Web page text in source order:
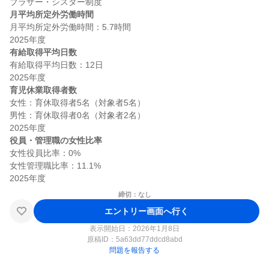
月平均所定外労働時間
月平均所定外労働時間：5.7時間
有給取得平均日数
有給取得平均日数：12日
育児休業取得者数
女性：育休取得者5名（対象者5名）
男性：育休取得者0名（対象者2名）
役員・管理職の女性比率
女性役員比率：0%
女性管理職比率：11.1%
締切：なし
エントリー画面へ行く
表示開始日：2026年1月8日
原稿ID： 5a63dd77ddcd8abd
問題を報告する